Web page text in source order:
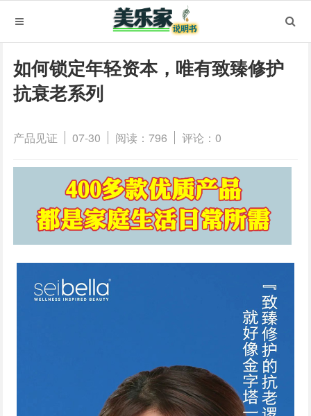
如何锁定年轻资本，唯有致臻修护
抗衰老系列
产品见证 07-30 阅读：796 评论：0